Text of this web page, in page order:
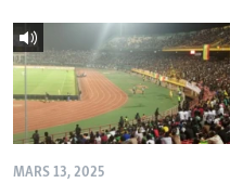
MARS 13, 2025